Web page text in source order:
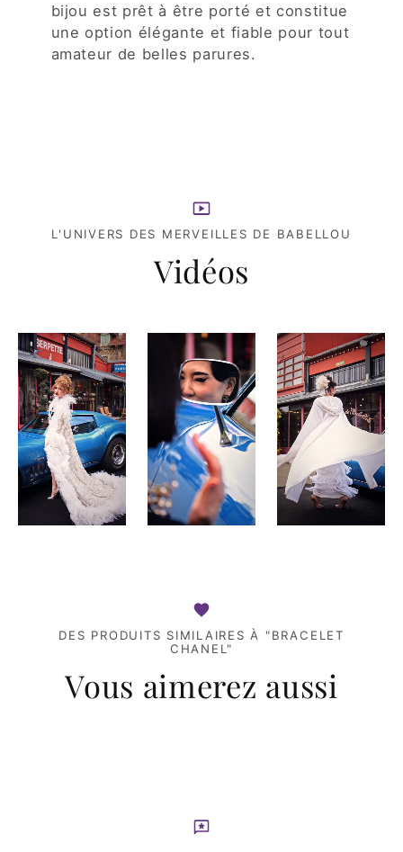
bijou est prêt à être porté et constitue
une option élégante et fiable pour tout
amateur de belles parures.
L'UNIVERS DES MERVEILLES DE BABELLOU
Vidéos
DES PRODUITS SIMILAIRES À "BRACELET
CHANEL"
Vous aimerez aussi